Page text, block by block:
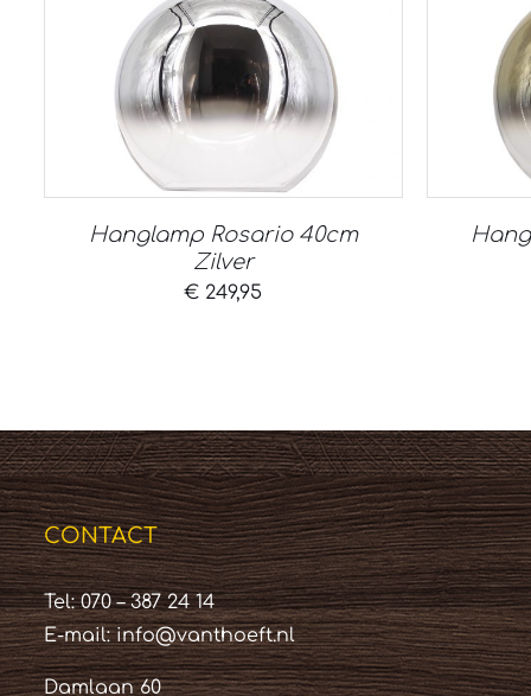
Hanglamp Rosario 40cm
Zilver
€ 249,95
CONTACT
Tel: 070 – 387 24 14
E-mail:info@vanthoeft.nl
Damlaan 60